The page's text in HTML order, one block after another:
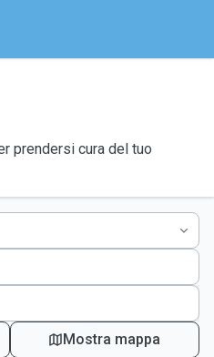
prendersi cura del tuo
Mostra mappa